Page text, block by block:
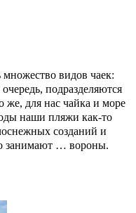
видов чаек:
подразделяются
для нас чайка и море
наши пляжи как-то
созданий и
занимают … вороны.